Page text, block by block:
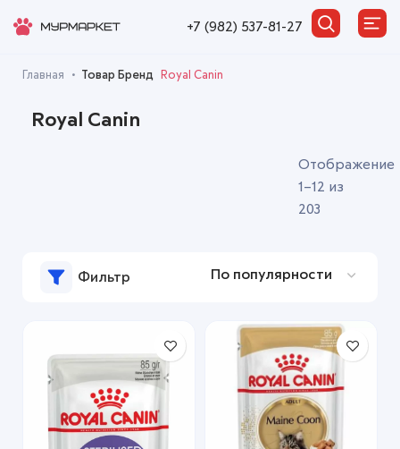
+7 (982) 537-81-27
Главная Товар Бренд Royal Canin
Royal Canin
Отображение
1–12 из
203
Фильтр